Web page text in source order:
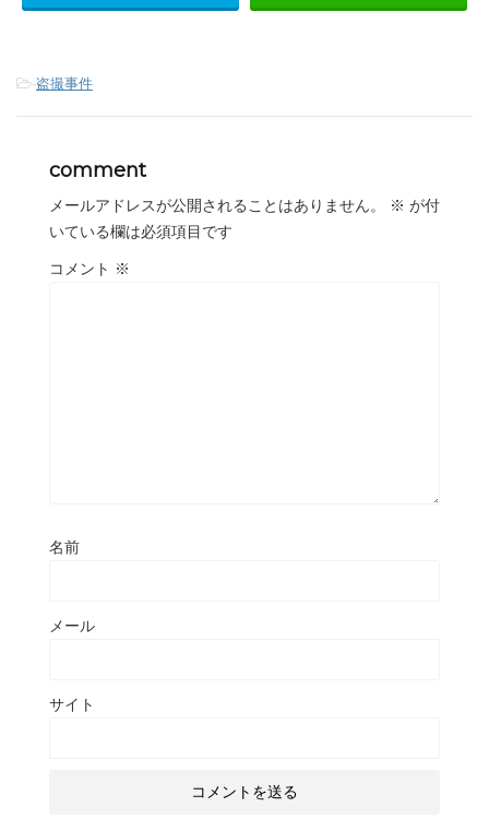
-盗撮事件
comment
メールアドレスが公開されることはありません。 ※ が付
いている欄は必須項目です
コメント ※
名前
メール
サイト